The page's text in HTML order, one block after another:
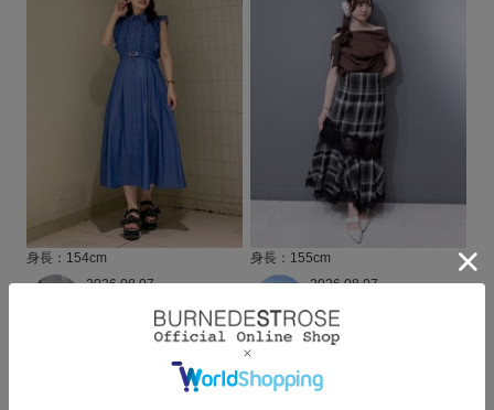
身長：154cm
2026.08.07
Mukawa (154cm)
身長：154cm
身長：155cm
2026.08.07
SWINGLE
nana.⋆𝜗𝜚